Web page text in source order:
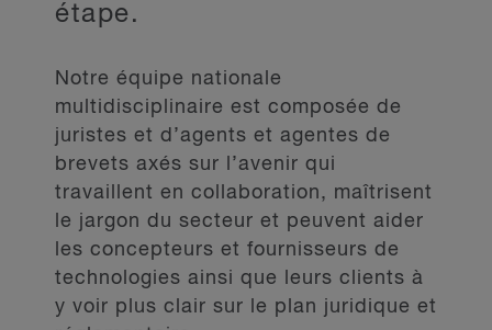
étape.
Notre équipe nationale
multidisciplinaire est composée de
juristes et d’agents et agentes de
brevets axés sur l’avenir qui
travaillent en collaboration, maîtrisent
le jargon du secteur et peuvent aider
les concepteurs et fournisseurs de
technologies ainsi que leurs clients à
y voir plus clair sur le plan juridique et